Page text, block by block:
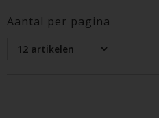
Aantal per pagina